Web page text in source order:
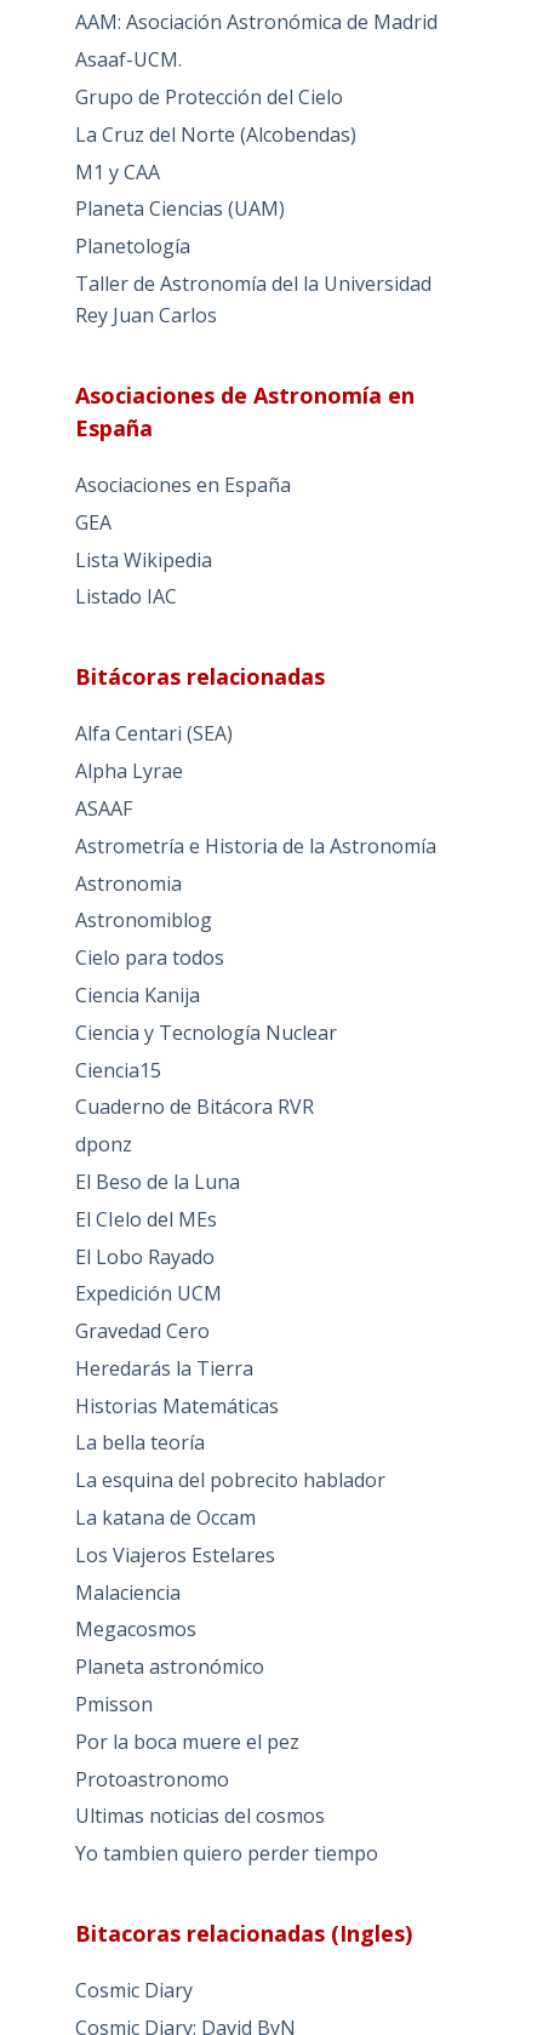
AAM: Asociación Astronómica de Madrid
Asaaf-UCM.
Grupo de Protección del Cielo
La Cruz del Norte (Alcobendas)
M1 y CAA
Planeta Ciencias (UAM)
Planetología
Taller de Astronomía del la Universidad
Rey Juan Carlos
Asociaciones de Astronomía en
España
Asociaciones en España
GEA
Lista Wikipedia
Listado IAC
Bitácoras relacionadas
Alfa Centari (SEA)
Alpha Lyrae
ASAAF
Astrometría e Historia de la Astronomía
Astronomia
Astronomiblog
Cielo para todos
Ciencia Kanija
Ciencia y Tecnología Nuclear
Ciencia15
Cuaderno de Bitácora RVR
dponz
El Beso de la Luna
El CIelo del MEs
El Lobo Rayado
Expedición UCM
Gravedad Cero
Heredarás la Tierra
Historias Matemáticas
La bella teoría
La esquina del pobrecito hablador
La katana de Occam
Los Viajeros Estelares
Malaciencia
Megacosmos
Planeta astronómico
Pmisson
Por la boca muere el pez
Protoastronomo
Ultimas noticias del cosmos
Yo tambien quiero perder tiempo
Bitacoras relacionadas (Ingles)
Cosmic Diary
Cosmic Diary: David ByN